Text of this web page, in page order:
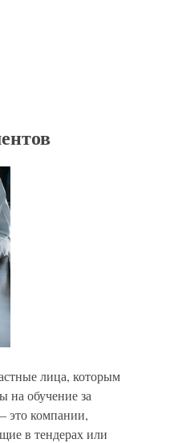
лица, которым
на обучение за
это компании,
в тендерах или